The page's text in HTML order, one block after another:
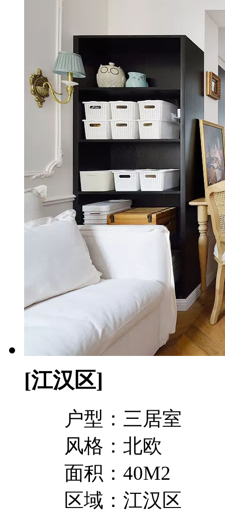
[江汉区]
户型：三居室
风格：北欧
面积：40M2
区域：江汉区